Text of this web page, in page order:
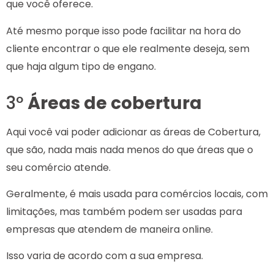
que você oferece.
Até mesmo porque isso pode facilitar na hora do
cliente encontrar o que ele realmente deseja, sem
que haja algum tipo de engano.
3ºÁreas de cobertura
Aqui você vai poder adicionar as áreas de Cobertura,
que são, nada mais nada menos do que áreas que o
seu comércio atende.
Geralmente, é mais usada para comércios locais, com
limitações, mas também podem ser usadas para
empresas que atendem de maneira online.
Isso varia de acordo com a sua empresa.